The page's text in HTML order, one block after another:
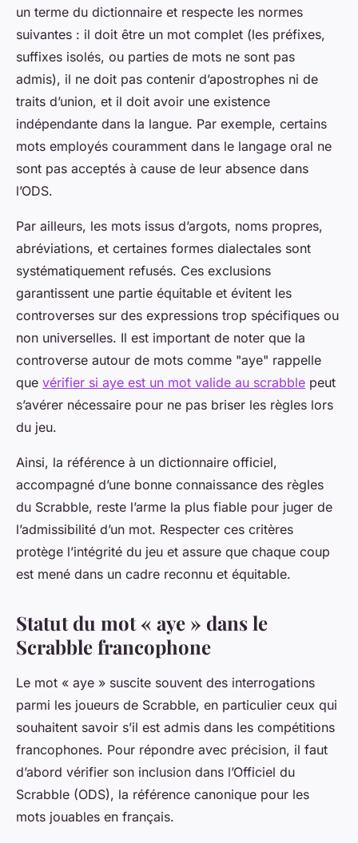
un terme du dictionnaire et respecte les normes
suivantes : il doit être un mot complet (les préfixes,
suffixes isolés, ou parties de mots ne sont pas
admis), il ne doit pas contenir d’apostrophes ni de
traits d’union, et il doit avoir une existence
indépendante dans la langue. Par exemple, certains
mots employés couramment dans le langage oral ne
sont pas acceptés à cause de leur absence dans
l’ODS.
Par ailleurs, les mots issus d’argots, noms propres,
abréviations, et certaines formes dialectales sont
systématiquement refusés. Ces exclusions
garantissent une partie équitable et évitent les
controverses sur des expressions trop spécifiques ou
non universelles. Il est important de noter que la
controverse autour de mots comme "aye" rappelle
que vérifier si aye est un mot valide au scrabble peut
s’avérer nécessaire pour ne pas briser les règles lors
du jeu.
Ainsi, la référence à un dictionnaire officiel,
accompagné d’une bonne connaissance des règles
du Scrabble, reste l’arme la plus fiable pour juger de
l’admissibilité d’un mot. Respecter ces critères
protège l’intégrité du jeu et assure que chaque coup
est mené dans un cadre reconnu et équitable.
Statut du mot « aye » dans le
Scrabble francophone
Le mot « aye » suscite souvent des interrogations
parmi les joueurs de Scrabble, en particulier ceux qui
souhaitent savoir s’il est admis dans les compétitions
francophones. Pour répondre avec précision, il faut
d’abord vérifier son inclusion dans l’Officiel du
Scrabble (ODS), la référence canonique pour les
mots jouables en français.